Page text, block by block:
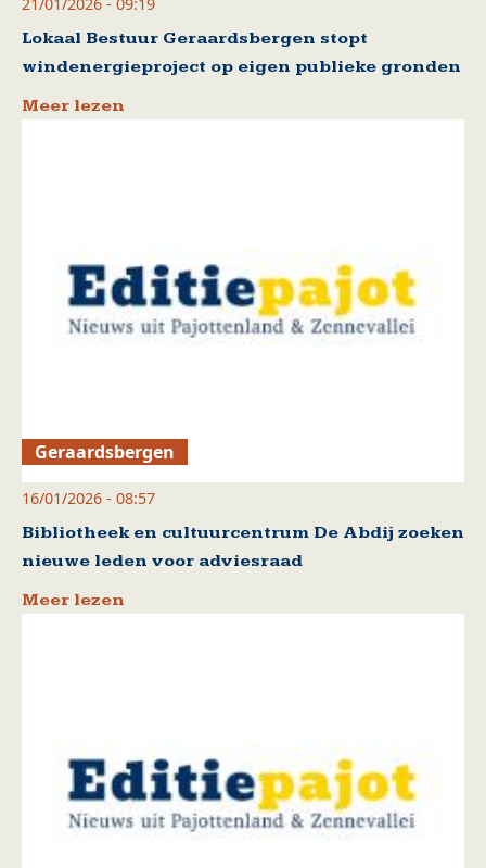
Lokaal Bestuur Geraardsbergen stopt
windenergieproject op eigen publieke gronden
Meer lezen
Geraardsbergen
16/01/2026 - 08:57
Bibliotheek en cultuurcentrum De Abdij zoeken
nieuwe leden voor adviesraad
Meer lezen